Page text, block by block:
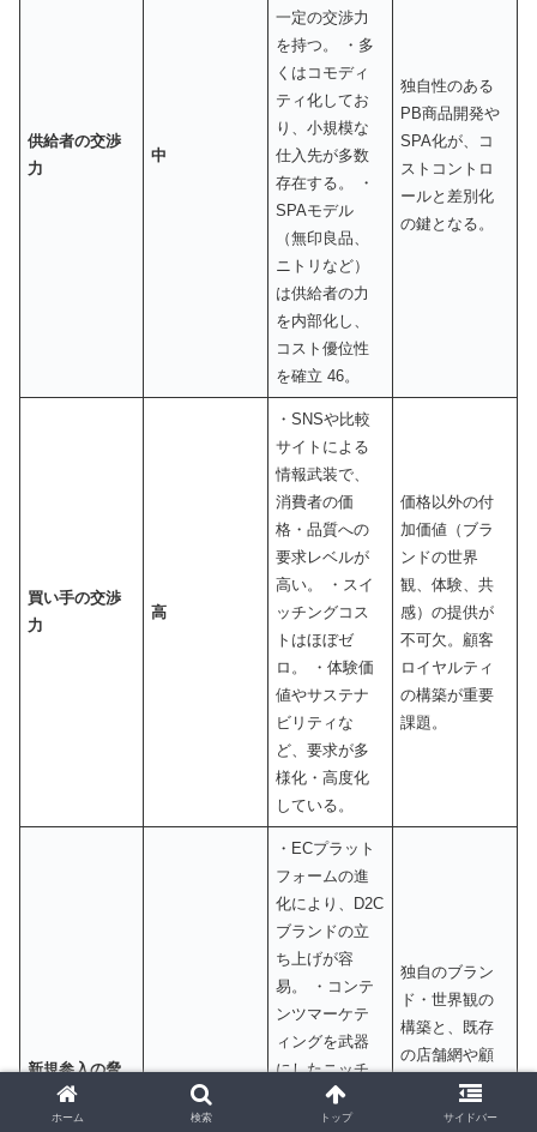
供給者の交渉
力
中
一定の交渉力
を持つ。 ・多
くはコモディ
ティ化してお
り、小規模な
仕入先が多数
存在する。 ・
SPAモデル
（無印良品、
ニトリなど）
は供給者の力
を内部化し、
コスト優位性
を確立 46。
独自性のある
PB商品開発や
SPA化が、コ
ストコントロ
ールと差別化
の鍵となる。
買い手の交渉
力
高
・SNSや比較
サイトによる
情報武装で、
消費者の価
格・品質への
要求レベルが
高い。 ・スイ
ッチングコス
トはほぼゼ
ロ。 ・体験価
値やサステナ
ビリティな
ど、要求が多
様化・高度化
している。
価格以外の付
加価値（ブラ
ンドの世界
観、体験、共
感）の提供が
不可欠。顧客
ロイヤルティ
の構築が重要
課題。
新規参入の脅
・ECプラット
フォームの進
化により、D2C
ブランドの立
ち上げが容
易。 ・コンテ
ンツマーケテ
ィングを武器
にしたニッチ
プレイヤー
（例：北欧、
独自のブラン
ド・世界観の
構築と、既存
の店舗網や顧
客基盤を活か
したOMO戦略
ホーム 検索 トップ サイドバー